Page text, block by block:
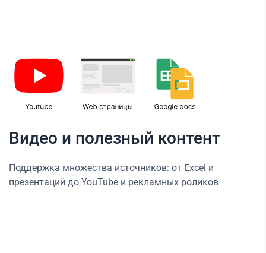
Видео и полезный контент
Поддержка множества источников: от Excel и
презентаций до YouTube и рекламных роликов